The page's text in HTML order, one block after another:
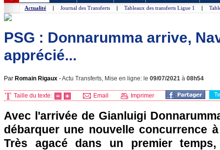
Actualité | Journal des Transferts | Tableaux des transferts Ligue 1 |
PSG : Donnarumma arrive,
apprécié...
Par Romain Rigaux -Actu Transferts, Mise en ligne: le 09/07/2021 à 08h54
Taille du texte: Email Imprimer
Avec l'arrivée de Gianluigi
débarquer une nouvelle concurrence
Très agacé dans un premier